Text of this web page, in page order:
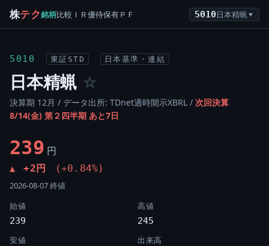
株テク銘柄比較 ＩＲ優待保有ＰＦ 5010日本精蝋 ▼
5010 東証STD 日本基準・連結
日本精蝋 ☆
決算期 12月 / データ出所: TDnet適時開示XBRL / 次回決算
8/14(金) 第２四半期 あと7日
239 円
▲ +2円 (+0.84%)
2026-08-07 終値
始値
239
高値
245
安値
出来高